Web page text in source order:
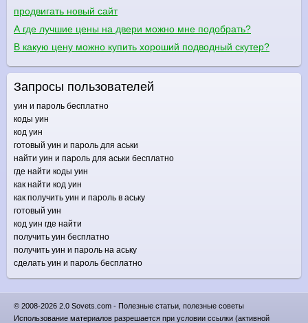
продвигать новый сайт
А где лучшие цены на двери можно мне подобрать?
В какую цену можно купить хороший подводный скутер?
Запросы пользователей
уин и пароль бесплатно
коды уин
код уин
готовый уин и пароль для аськи
найти уин и пароль для аськи бесплатно
где найти коды уин
как найти код уин
как получить уин и пароль в аську
готовый уин
код уин где найти
получить уин бесплатно
получить уин и пароль на аську
сделать уин и пароль бесплатно
© 2008-2026 2.0 Sovets.com - Полезные статьи, полезные советы
Использование материалов разрешается при условии ссылки (активной